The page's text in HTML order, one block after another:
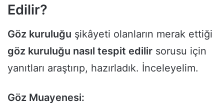
Edilir?
Göz kuruluğu şikâyeti olanların merak ettiği
göz kuruluğu nasıl tespit edilir sorusu için
yanıtları araştırıp, hazırladık. İnceleyelim.
Göz Muayenesi: